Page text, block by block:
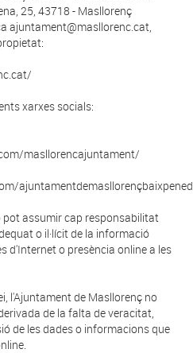
25, 43718 - Masllorenç
ajuntament@masllorenc.cat,
xarxes socials:
masllorencajuntament/
pot assumir cap responsabilitat
o il·lícit de la informació
d'Internet o presència online a les
l'Ajuntament de Masllorenç no
de la falta de veracitat,
de les dades o informacions que